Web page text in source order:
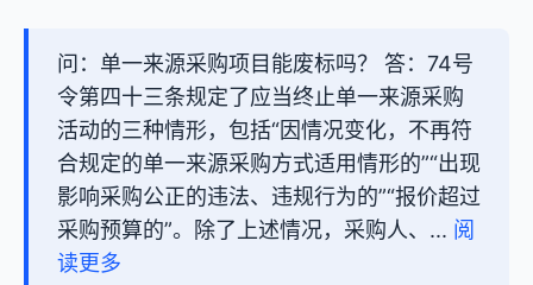
问：单一来源采购项目能废标吗？ 答：74号
令第四十三条规定了应当终止单一来源采购
活动的三种情形，包括“因情况变化，不再符
合规定的单一来源采购方式适用情形的”“出现
影响采购公正的违法、违规行为的”“报价超过
采购预算的”。除了上述情况，采购人、... 阅
读更多